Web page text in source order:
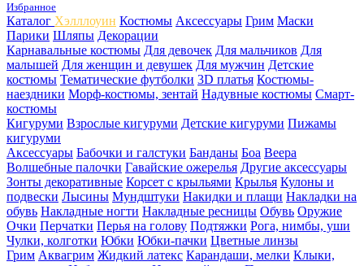
Избранное
Каталог Хэлллоуин Костюмы Аксессуары Грим Маски
Парики Шляпы Декорации
Карнавальные костюмы Для девочек Для мальчиков Для
малышей Для женщин и девушек Для мужчин Детские
костюмы Тематические футболки 3D платья Костюмы-
наездники Морф-костюмы, зентай Надувные костюмы Смарт-
костюмы
Кигуруми Взрослые кигуруми Детские кигуруми Пижамы
кигуруми
Аксессуары Бабочки и галстуки Банданы Боа Веера
Волшебные палочки Гавайские ожерелья Другие аксессуары
Зонты декоративные Корсет с крыльями Крылья Кулоны и
подвески Лысины Мундштуки Накидки и плащи Накладки на
обувь Накладные ногти Накладные ресницы Обувь Оружие
Очки Перчатки Перья на голову Подтяжки Рога, нимбы, уши
Чулки, колготки Юбки Юбки-пачки Цветные линзы
Грим Аквагрим Жидкий латекс Карандаши, мелки Клыки,